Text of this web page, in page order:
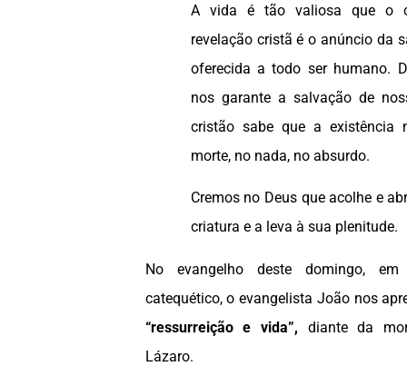
A vida é tão valiosa que o
revelação cristã é o anúncio da
oferecida a todo ser humano.
nos garante a salvação de
cristão sabe que a existência
morte, no nada, no absurdo.
Cremos no Deus que acolhe e
criatura e a leva à sua plenitude.
No evangelho deste domingo,
catequético, o evangelista João nos
“ressurreição e vida”, diante da
Lázaro.